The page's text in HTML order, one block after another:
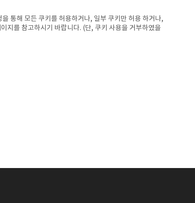
통해 모든 쿠키를 허용하거나, 일부 쿠키만 허용 하거나,
지를 참고하시기 바랍니다. (단, 쿠키 사용을 거부하였을